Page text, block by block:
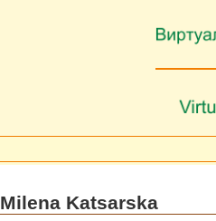
Milena Katsarska